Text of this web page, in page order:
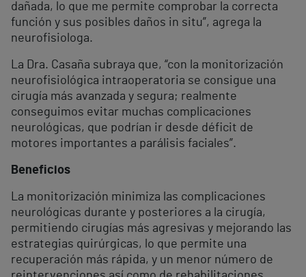
dañada, lo que me permite comprobar la correcta
función y sus posibles daños in situ”, agrega la
neurofisiologa.
La Dra. Casaña subraya que, “con la monitorización
neurofisiológica intraoperatoria se consigue una
cirugía más avanzada y segura; realmente
conseguimos evitar muchas complicaciones
neurológicas, que podrían ir desde déficit de
motores importantes a parálisis faciales”.
Beneficios
La monitorización minimiza las complicaciones
neurológicas durante y posteriores a la cirugía,
permitiendo cirugías más agresivas y mejorando las
estrategias quirúrgicas, lo que permite una
recuperación más rápida, y un menor número de